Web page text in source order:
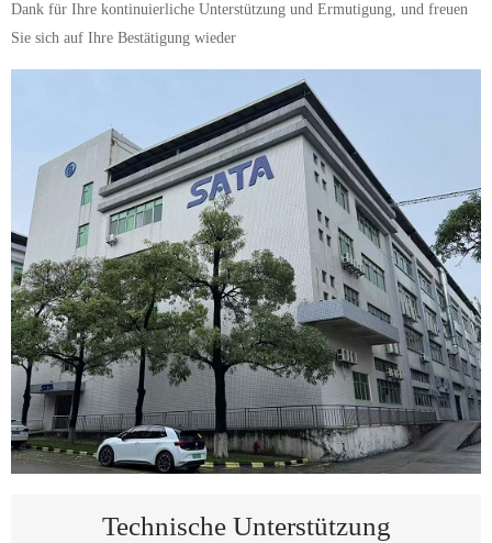
Dank für Ihre kontinuierliche Unterstützung und Ermutigung, und freuen
Sie sich auf Ihre Bestätigung wieder
Technische Unterstützung